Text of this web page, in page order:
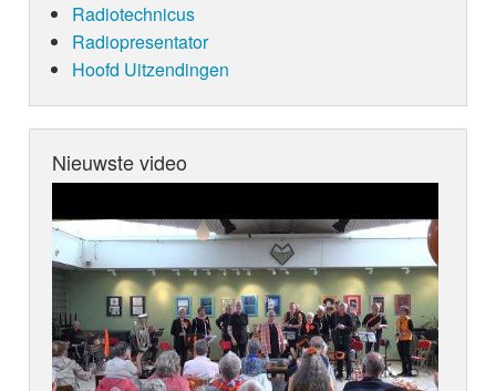
Radiotechnicus
Radiopresentator
Hoofd Uitzendingen
Nieuwste video